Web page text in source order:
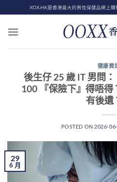
to
content
XOX.HK是香港最大的男性保健品網上
健康資
後生仔 25 歲 IT 男問
100 『保險下』得唔
有後遺
POSTED ON 2026-
29
6 月